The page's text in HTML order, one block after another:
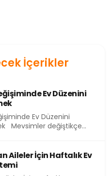
İçerikler
Ev Düzenini
Ev Düzenini
Mevsimler değiştikçe
Aileler İçin Haftalık Ev